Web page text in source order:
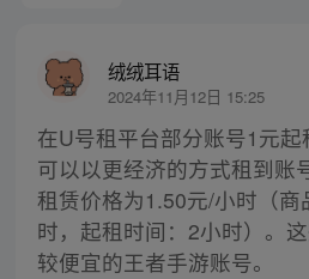
绒绒耳语
2024年11月12日 15:25
在U号租平台部分账号1元
可以以更经济的方式租到账
租赁价格为1.50元/小时（
时，起租时间：2小时）。
较便宜的王者手游账号。